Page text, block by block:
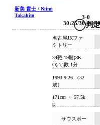
新美 貴士 / Niimi
Takahito
判定
3-0
30:25/30:26/
名古屋JKファ
クトリー
34戦 19勝(8K
O) 14敗 1分
1993.9.26 （32
歳）
171cm ・ 57.5k
g
サウスポー